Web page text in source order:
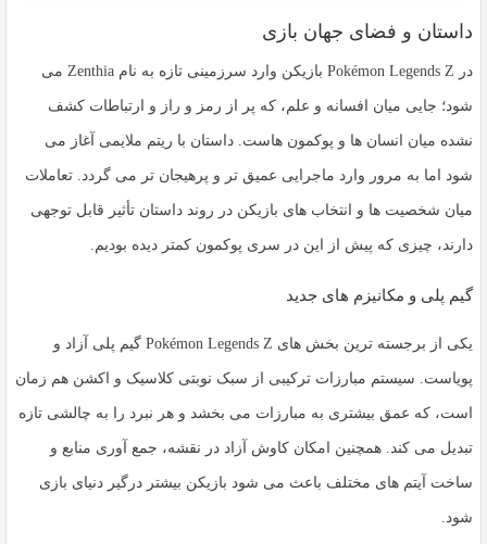
داستان و فضای جهان بازی
در Pokémon Legends Z بازیکن وارد سرزمینی تازه به نام Zenthia می
شود؛ جایی میان افسانه و علم، که پر از رمز و راز و ارتباطات کشف
نشده میان انسان ها و پوکمون هاست. داستان با ریتم ملایمی آغاز می
شود اما به مرور وارد ماجرایی عمیق تر و پرهیجان تر می گردد. تعاملات
میان شخصیت ها و انتخاب های بازیکن در روند داستان تأثیر قابل توجهی
دارند، چیزی که پیش از این در سری پوکمون کمتر دیده بودیم.
گیم پلی و مکانیزم های جدید
یکی از برجسته ترین بخش های Pokémon Legends Z گیم پلی آزاد و
پویاست. سیستم مبارزات ترکیبی از سبک نوبتی کلاسیک و اکشن هم زمان
است، که عمق بیشتری به مبارزات می بخشد و هر نبرد را به چالشی تازه
تبدیل می کند. همچنین امکان کاوش آزاد در نقشه، جمع آوری منابع و
ساخت آیتم های مختلف باعث می شود بازیکن بیشتر درگیر دنیای بازی
شود.